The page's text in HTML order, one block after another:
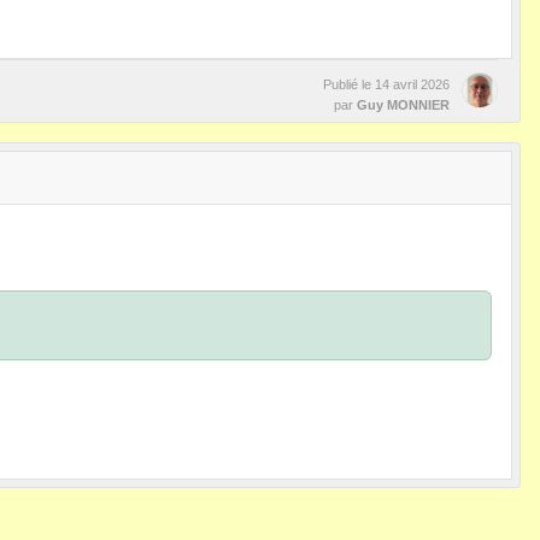
Publié le 14 avril 2026
par Guy MONNIER